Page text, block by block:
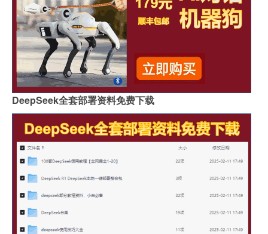
DeepSeek全套部署资料免费下载